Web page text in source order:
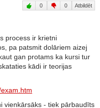
0 0 Atbildēt
process ir krietni
pa patsmit dolāriem aizej
gan protams ka kursi tur
kādi ir teorijas
vienkārsāks - tiek pārbaudīts